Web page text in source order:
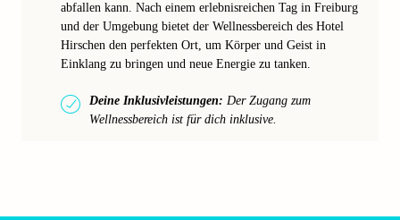
abfallen kann. Nach einem erlebnisreichen Tag in Freiburg
und der Umgebung bietet der Wellnessbereich des Hotel
Hirschen den perfekten Ort, um Körper und Geist in
Einklang zu bringen und neue Energie zu tanken.
Deine Inklusivleistungen: Der Zugang zum
Wellnessbereich ist für dich inklusive.